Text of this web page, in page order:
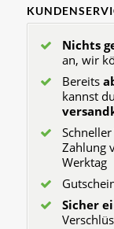
Nichts
an, wir
Bereits
kannst
Zahlung
Werktag
Sicher